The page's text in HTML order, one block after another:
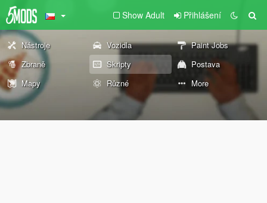
Show Adult Přihlášení
Nástroje Vozidla
Paint Jobs
Zbraně
Skripty
Postava
Mapy
Různé More